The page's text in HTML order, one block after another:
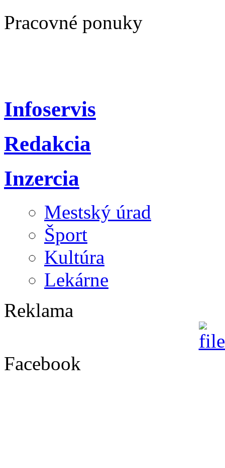
Pracovné ponuky
Infoservis
Redakcia
Inzercia
Mestský úrad
Šport
Kultúra
Lekárne
Reklama
Facebook